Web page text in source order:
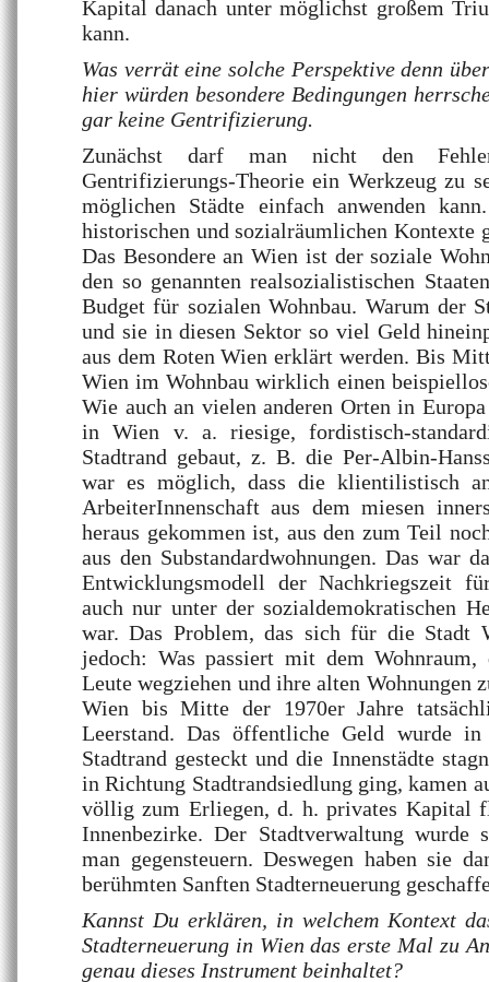
Kapital danach unter möglichst großem
kann.
Was verrät eine solche Perspektive denn
hier würden besondere Bedingungen
gar keine Gentrifizierung.
Zunächst darf man nicht den
Gentrifizierungs-Theorie ein Werkzeug zu
möglichen Städte einfach anwenden
historischen und sozialräumlichen Kontexte
Das Besondere an Wien ist der soziale
den so genannten realsozialistischen
Budget für sozialen Wohnbau. Warum der
und sie in diesen Sektor so viel Geld
aus dem Roten Wien erklärt werden. Bis
Wien im Wohnbau wirklich einen
Wie auch an vielen anderen Orten in
in Wien v. a. riesige, fordistisch-
Stadtrand gebaut, z. B. die Per-Albin-
war es möglich, dass die klientilistisch
ArbeiterInnenschaft aus dem miesen
heraus gekommen ist, aus den zum Teil
aus den Substandardwohnungen. Das war
Entwicklungsmodell der Nachkriegszeit
auch nur unter der sozialdemokratischen
war. Das Problem, das sich für die Stadt
jedoch: Was passiert mit dem
Leute wegziehen und ihre alten Wohnungen
Wien bis Mitte der 1970er Jahre
Leerstand. Das öffentliche Geld wurde
Stadtrand gesteckt und die Innenstädte
in Richtung Stadtrandsiedlung ging, kamen
völlig zum Erliegen, d. h. privates Kapital
Innenbezirke. Der Stadtverwaltung wurde
man gegensteuern. Deswegen haben sie
berühmten Sanften Stadterneuerung
Kannst Du erklären, in welchem Kontext
Stadterneuerung in Wien das erste Mal zu
genau dieses Instrument beinhaltet?